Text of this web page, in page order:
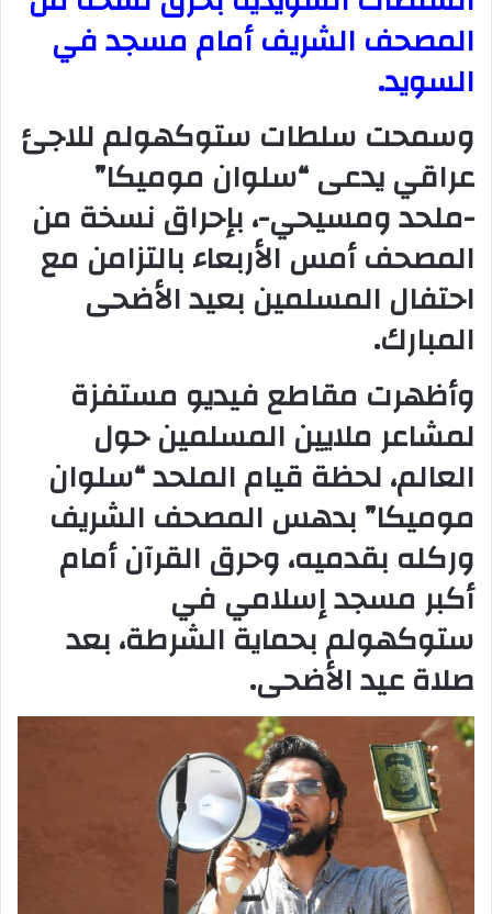
المصحف الشريف أمام مسجد في
السويد.
وسمحت سلطات ستوكهولم للاجئ
عراقي يدعى “سلوان موميكا”
-ملحد ومسيحي-، بإحراق نسخة من
المصحف أمس الأربعاء بالتزامن مع
احتفال المسلمين بعيد الأضحى
المبارك.
وأظهرت مقاطع فيديو مستفزة
لمشاعر ملايين المسلمين حول
العالم، لحظة قيام الملحد “سلوان
موميكا” بدهس المصحف الشريف
وركله بقدميه، وحرق القرآن أمام
أكبر مسجد إسلامي في
ستوكهولم بحماية الشرطة، بعد
صلاة عيد الأضحى.